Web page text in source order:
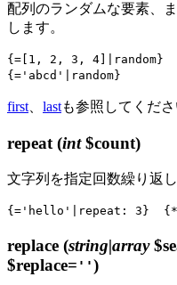
配列のランダムな要素、
します。
{=[1, 2, 3, 4]|random}
first、 lastも参照してくださ
repeat (int$count)
文字列を指定回数繰り返し
replace (string|array
$replace= '')